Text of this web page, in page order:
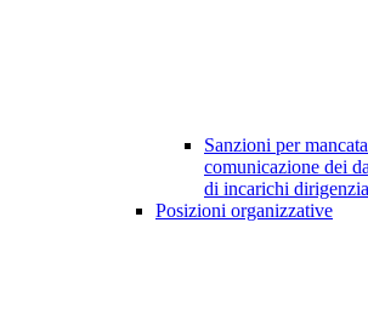
Sanzioni per
comunicazione dei
di incarichi
Posizioni organizzative